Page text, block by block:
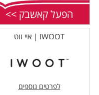
הפעל קאשבק >>
IWOOT | איי ווט
לפרטים נוספים